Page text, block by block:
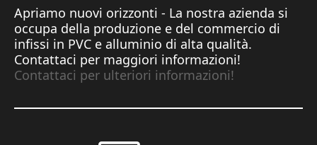
Apriamo nuovi orizzonti - La nostra azienda si
occupa della produzione e del commercio di
infissi in PVC e alluminio di alta qualità.
Contattaci per maggiori informazioni!
Contattaci per ulteriori informazioni!